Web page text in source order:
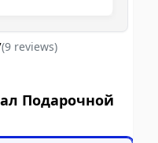
(9reviews)
Подарочной